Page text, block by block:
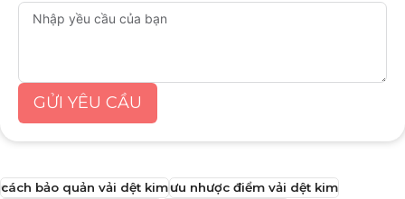
GỬI YÊU CẦU
cách bảo quản vải dệt kimưu nhược điểm vải dệt kim